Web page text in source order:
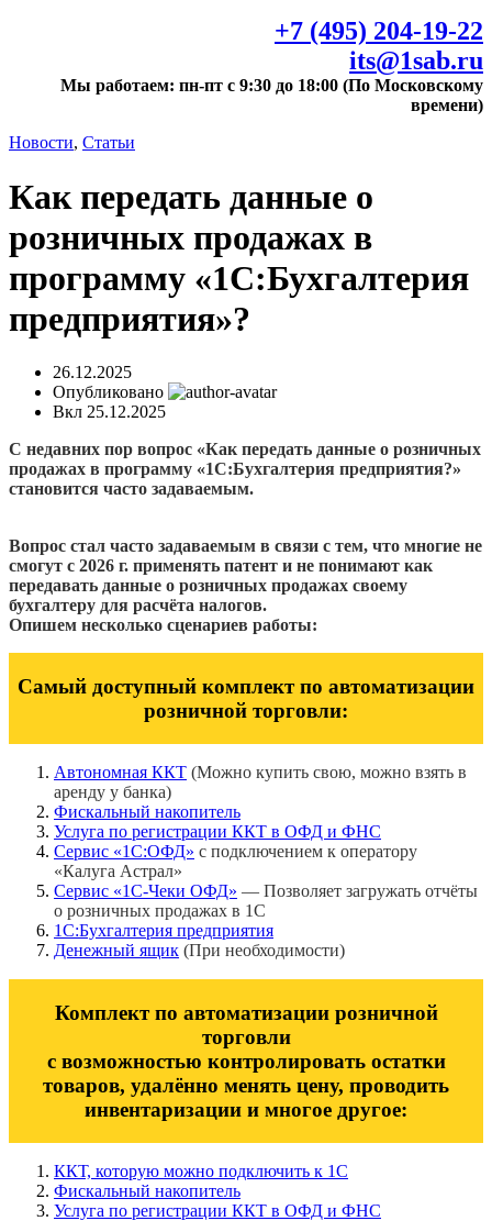
+7 (495) 204-19-22
its@1sab.ru
Мы работаем: пн-пт с 9:30 до 18:00 (По Московскому
времени)
Новости, Статьи
Как передать данные о
розничных продажах в
программу «1С:Бухгалтерия
предприятия»?
26.12.2025
Опубликовано
Вкл 25.12.2025
С недавних пор вопрос «Как передать данные о розничных
продажах в программу «1С:Бухгалтерия предприятия?»
становится часто задаваемым.
Вопрос стал часто задаваемым в связи с тем, что многие не
смогут с 2026 г. применять патент и не понимают как
передавать данные о розничных продажах своему
бухгалтеру для расчёта налогов.
Опишем несколько сценариев работы:
Самый доступный комплект по автоматизации
розничной торговли:
Автономная ККТ (Можно купить свою, можно взять в
аренду у банка)
Фискальный накопитель
Услуга по регистрации ККТ в ОФД и ФНС
Сервис «1С:ОФД» с подключением к оператору
«Калуга Астрал»
Сервис «1С-Чеки ОФД» — Позволяет загружать отчёты
о розничных продажах в 1С
1С:Бухгалтерия предприятия
Денежный ящик (При необходимости)
Комплект по автоматизации розничной
торговли
с возможностью контролировать остатки
товаров, удалённо менять цену, проводить
инвентаризации и многое другое:
ККТ, которую можно подключить к 1С
Фискальный накопитель
Услуга по регистрации ККТ в ОФД и ФНС